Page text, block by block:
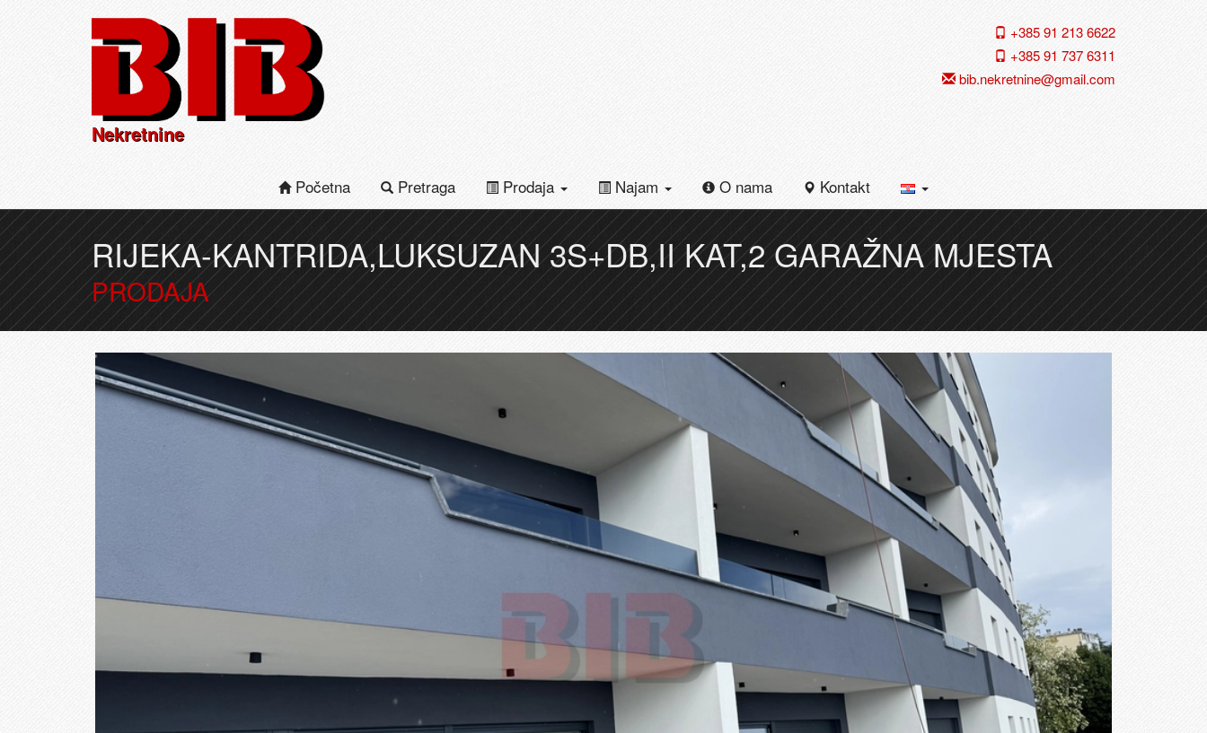
Nekretnine
+385 91 213 6622
+385 91 737 6311
bib.nekretnine@gmail.com
Početna Pretraga Prodaja Najam O nama Kontakt
RIJEKA-KANTRIDA,LUKSUZAN 3S+DB,II KAT,2 GARAŽNA MJESTA
PRODAJA